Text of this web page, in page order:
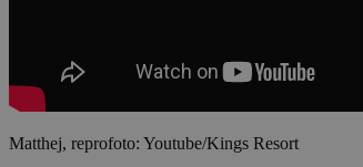
Matthej, reprofoto: Youtube/Kings Resort